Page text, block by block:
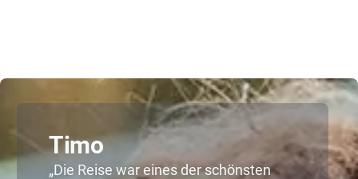
Timo
Paula
die Huskyfarm.“
„Ich liebe Wälder und Seen und komme